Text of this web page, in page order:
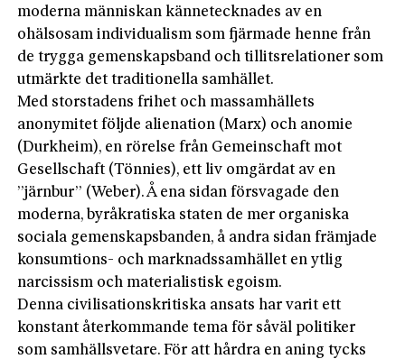
moderna människan kännetecknades av en
ohälsosam individualism som fjärmade henne från
de trygga gemenskapsband och tillitsrelationer som
utmärkte det traditionella samhället.
Med storstadens frihet och massamhällets
anonymitet följde alienation (Marx) och anomie
(Durkheim), en rörelse från Gemeinschaft mot
Gesellschaft (Tönnies), ett liv omgärdat av en
”järnbur” (Weber). Å ena sidan försvagade den
moderna, byråkratiska staten de mer organiska
sociala gemenskapsbanden, å andra sidan främjade
konsumtions- och marknadssamhället en ytlig
narcissism och materialistisk egoism.
Denna civilisationskritiska ansats har varit ett
konstant återkommande tema för såväl politiker
som samhällsvetare. För att hårdra en aning tycks